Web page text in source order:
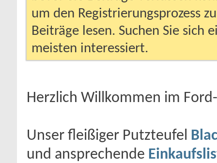
um den Registrierungsprozess
Beiträge lesen. Suchen Sie sich
meisten interessiert.
Herzlich Willkommen im
Unser fleißiger Putzteufel
und ansprechende